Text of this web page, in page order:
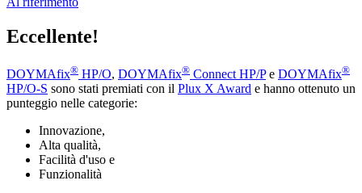
Eccellente!
DOYMAfix® HP/O, DOYMAfix® Connect HP/Pe DOYMAfix®
HP/O-S sono stati premiati con il Plux X Award e hanno ottenuto un
punteggio nelle categorie:
Innovazione,
Alta qualità,
Facilità d'uso e
Funzionalità